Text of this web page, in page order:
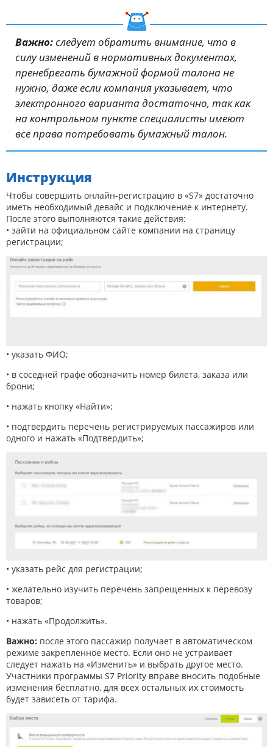
Важно:следует обратить внимание, что в
силу изменений в нормативных документах,
пренебрегать бумажной формой талона не
нужно, даже если компания указывает, что
электронного варианта достаточно, так как
на контрольном пункте специалисты имеют
все права потребовать бумажный талон.
Инструкция
Чтобы совершить онлайн-регистрацию в «S7» достаточно
иметь необходимый девайс и подключение к интернету.
После этого выполняются такие действия:
• зайти на официальном сайте компании на страницу
регистрации;
• указать ФИО;
• в соседней графе обозначить номер билета, заказа или
брони;
• нажать кнопку «Найти»;
• подтвердить перечень регистрируемых пассажиров или
одного и нажать «Подтвердить»;
• указать рейс для регистрации;
• желательно изучить перечень запрещенных к перевозу
товаров;
• нажать «Продолжить».
Важно: после этого пассажир получает в автоматическом
режиме закрепленное место. Если оно не устраивает
следует нажать на «Изменить» и выбрать другое место.
Участники программы S7 Priority вправе вносить подобные
изменения бесплатно, для всех остальных их стоимость
будет зависеть от тарифа.